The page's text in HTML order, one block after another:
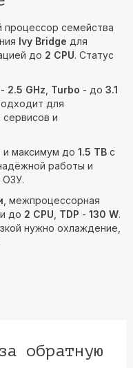
процессор семейства
Ivy Bridge для
до 2 CPU. Статус
- 2.5 GHz Turbo - до 3.1
для
сервисов и
и максимум до 1.5 TB с
работы и
ОЗУ.
, межпроцессорная
до 2 CPU TDP - 130 W.
нужно охлаждение,
обратную